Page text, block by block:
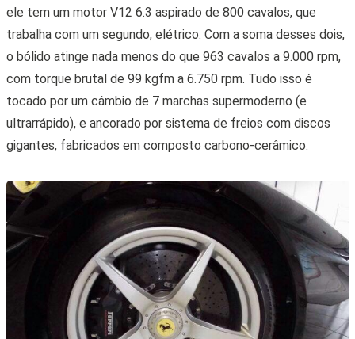
ele tem um motor V12 6.3 aspirado de 800 cavalos, que
trabalha com um segundo, elétrico. Com a soma desses dois,
o bólido atinge nada menos do que 963 cavalos a 9.000 rpm,
com torque brutal de 99 kgfm a 6.750 rpm. Tudo isso é
tocado por um câmbio de 7 marchas supermoderno (e
ultrarrápido), e ancorado por sistema de freios com discos
gigantes, fabricados em composto carbono-cerâmico.